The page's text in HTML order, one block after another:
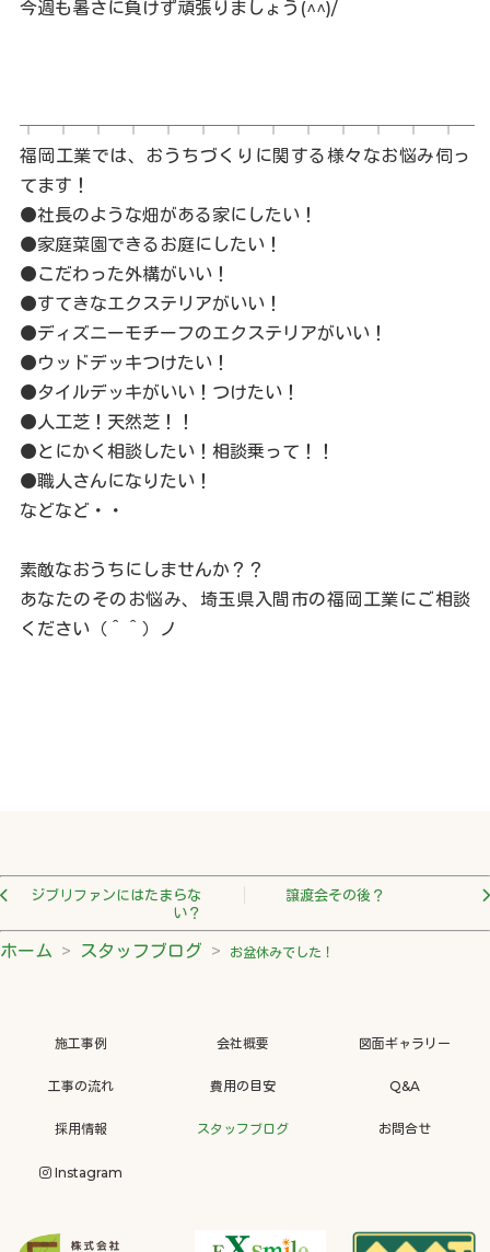
今週も暑さに負けず頑張りましょう(^^)/
┬─┬─┬─┬─┬─┬─┬─┬─┬─┬─┬─┬─┬─
福岡工業では、おうちづくりに関する様々なお悩み伺っ
てます！
●社長のような畑がある家にしたい！
●家庭菜園できるお庭にしたい！
●こだわった外構がいい！
●すてきなエクステリアがいい！
●ディズニーモチーフのエクステリアがいい！
●ウッドデッキつけたい！
●タイルデッキがいい！つけたい！
●人工芝！天然芝！！
●とにかく相談したい！相談乗って！！
●職人さんになりたい！
などなど・・
素敵なおうちにしませんか？？
あなたのそのお悩み、埼玉県入間市の福岡工業にご相談
ください（＾＾）ノ
譲渡会その後？
ジブリファンにはたまらな
い？
ホーム スタッフブログ お盆休みでした！
施工事例 会社概要 図面ギャラリー
工事の流れ 費用の目安 Q&A
採用情報 スタッフブログ お問合せ
Instagram